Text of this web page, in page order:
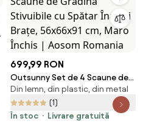
699,99 RON
Outsunny Set de 4 Scaune de
Grădină Stivuibile cu Spătar
Înalt și Brațe, 56x66x91 cm,
Maro Închis | Aosom Romania
Din lemn, din plastic, din metal
(1)
În stoc
Livrare gratuită